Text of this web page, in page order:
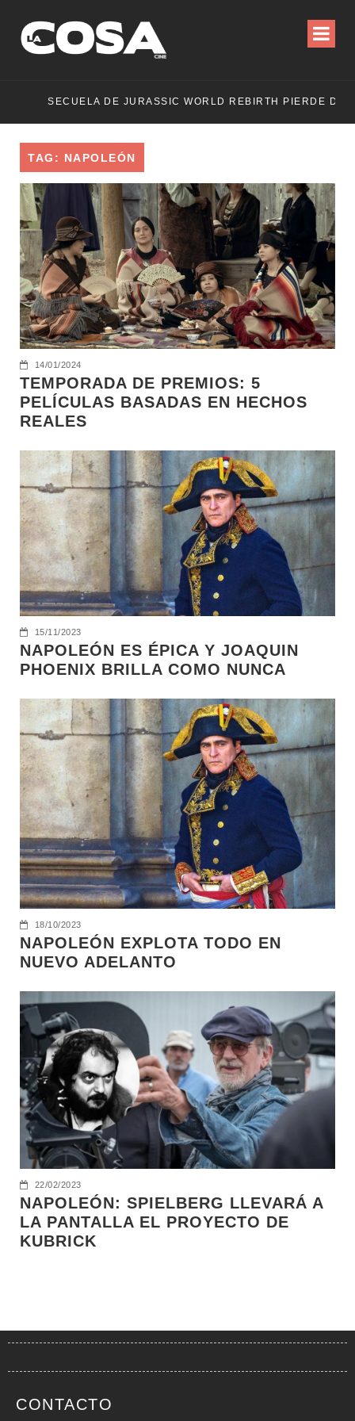
SECUELA DE JURASSIC WORLD REBIRTH PIERDE DIRECTOR
TAG: NAPOLEÓN
14/01/2024
TEMPORADA DE PREMIOS: 5
PELÍCULAS BASADAS EN HECHOS
REALES
15/11/2023
NAPOLEÓN ES ÉPICA Y JOAQUIN
PHOENIX BRILLA COMO NUNCA
18/10/2023
NAPOLEÓN EXPLOTA TODO EN
NUEVO ADELANTO
22/02/2023
NAPOLEÓN: SPIELBERG LLEVARÁ A
LA PANTALLA EL PROYECTO DE
KUBRICK
CONTACTO